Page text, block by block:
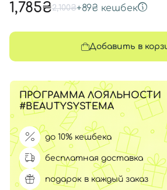
1,785₴2,100₴+89₴ кешбек
Добавить в
ПРОГРАММА ЛОЯЛЬНОСТИ
#BEAUTYSYSTEMA
до 10% кешбека
бесплатная доставка
подарок в каждый заказ